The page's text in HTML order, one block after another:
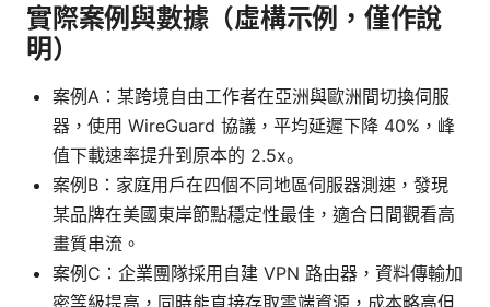
實際案例與數據（虛構示例，僅作說
明）
案例A：某跨境自由工作者在亞洲與歐洲間切換伺服
器，使用 WireGuard 協議，平均延遲下降 40%，峰
值下載速率提升到原本的 2.5x。
案例B：家庭用戶在四個不同地區伺服器測速，發現
某品牌在美國東岸節點穩定性最佳，適合日間觀看高
畫質串流。
案例C：企業團隊採用自建 VPN 路由器，資料傳輸加
密等級提高，同時能直接存取雲端資源，成本略高但